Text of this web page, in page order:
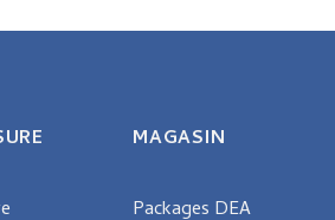
MAGASIN
Packages DEA